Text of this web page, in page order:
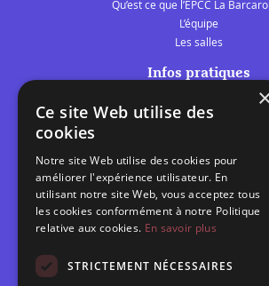
Qu’est ce que l’EPCC La
L’équipe
Les salles
Infos pratiques
Les belles scènes
Calendrier
Programme des spectacles
Brèves
Ce site Web utilise des
cookies
Notre site Web utilise des cookies pour
améliorer l'expérience utilisateur. En
utilisant notre site Web, vous acceptez tous
les cookies conformément à notre Politique
relative aux cookies. En savoir plus
STRICTEMENT NÉCESSAIRES